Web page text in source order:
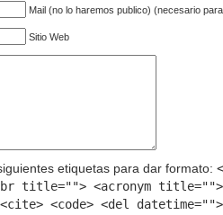
Mail (no lo haremos publico) (necesario
Sitio Web
etiquetas para dar formato:
title=""> <acronym title="">
<code> <del datetime="">